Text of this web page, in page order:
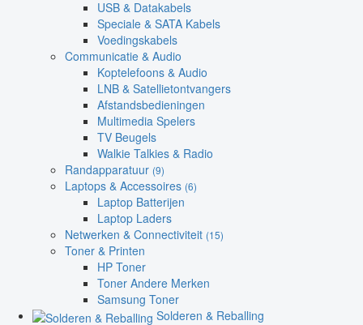
USB & Datakabels
Speciale & SATA Kabels
Voedingskabels
Communicatie & Audio
Koptelefoons & Audio
LNB & Satellietontvangers
Afstandsbedieningen
Multimedia Spelers
TV Beugels
Walkie Talkies & Radio
Randapparatuur (9)
Laptops & Accessoires (6)
Laptop Batterijen
Laptop Laders
Netwerken & Connectiviteit (15)
Toner & Printen
HP Toner
Toner Andere Merken
Samsung Toner
Solderen & Reballing